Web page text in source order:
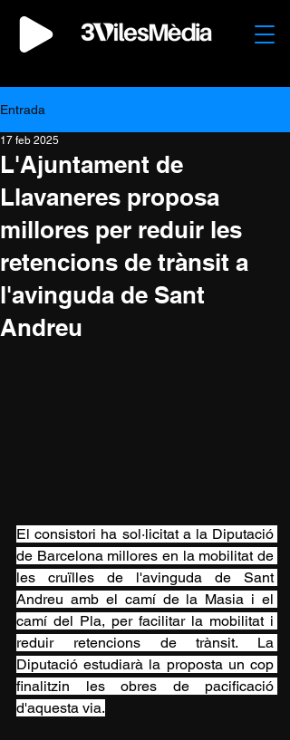
Entrada
L'Ajuntament de
Llavaneres proposa
millores per reduir les
retencions de trànsit a
l'avinguda de Sant
Andreu
17 feb 2025
El consistori ha sol·licitat a la Diputació
de Barcelona millores en la mobilitat de
les cruïlles de l'avinguda de Sant
Andreu amb el camí de la Masia i el
camí del Pla, per facilitar la mobilitat i
reduir retencions de trànsit. La
Diputació estudiarà la proposta un cop
finalitzin les obres de pacificació
d'aquesta via.